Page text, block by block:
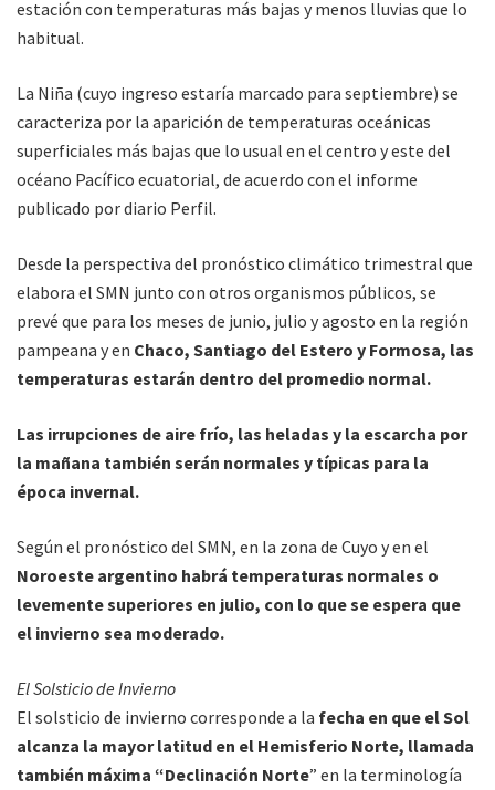
estación con temperaturas más bajas y menos lluvias que lo
habitual.
La Niña (cuyo ingreso estaría marcado para septiembre) se
caracteriza por la aparición de temperaturas oceánicas
superficiales más bajas que lo usual en el centro y este del
océano Pacífico ecuatorial, de acuerdo con el informe
publicado por diario Perfil.
Desde la perspectiva del pronóstico climático trimestral que
elabora el SMN junto con otros organismos públicos, se
prevé que para los meses de junio, julio y agosto en la región
pampeana y en Chaco, Santiago del Estero y Formosa, las
temperaturas estarán dentro del promedio normal.
Las irrupciones de aire frío, las heladas y la escarcha por
la mañana también serán normales y típicas para la
época invernal.
Según el pronóstico del SMN, en la zona de Cuyo y en el
Noroeste argentino habrá temperaturas normales o
levemente superiores en julio, con lo que se espera que
el invierno sea moderado.
El Solsticio de Invierno
El solsticio de invierno corresponde a la fecha en que el Sol
alcanza la mayor latitud en el Hemisferio Norte, llamada
también máxima “Declinación Norte” en la terminología